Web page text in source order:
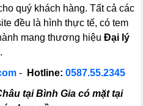
quý khách hàng. Tất cả các
đều là hình thực tế, có tem
mang thương hiệuĐại lý
.
- Hotline: 0587.55.2345
tại Bình Gia có mặt tại